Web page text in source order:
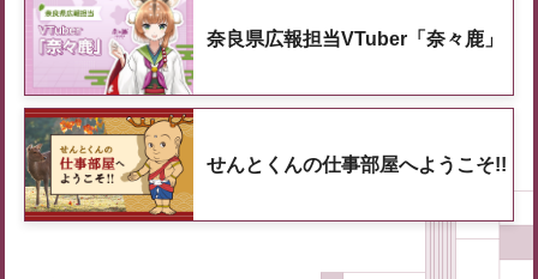
奈良県広報担当VTuber「奈々鹿」
せんとくんの仕事部屋へようこそ!!